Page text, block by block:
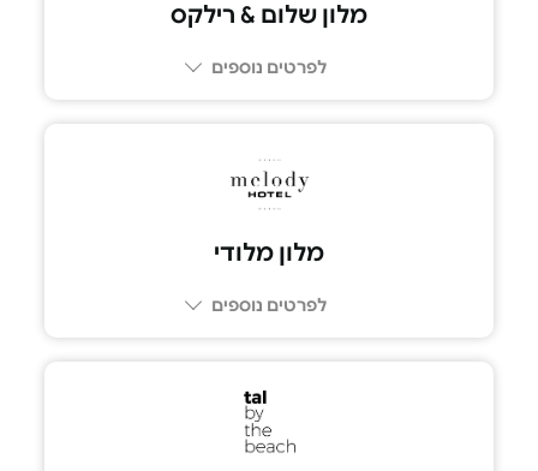
מלון שלום & רילקס
לפרטים נוספים
מלון מלודי
לפרטים נוספים